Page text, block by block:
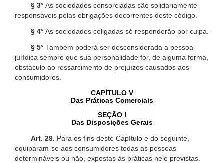
§ 3° As sociedades consorciadas são solidariamente
responsáveis pelas obrigações decorrentes deste código.
§ 4° As sociedades coligadas só responderão por culpa.
§ 5° Também poderá ser desconsiderada a pessoa
jurídica sempre que sua personalidade for, de alguma forma,
obstáculo ao ressarcimento de prejuízos causados aos
consumidores.
CAPÍTULO V
Das Práticas Comerciais
SEÇÃO I
Das Disposições Gerais
Art. 29. Para os fins deste Capítulo e do seguinte,
equiparam-se aos consumidores todas as pessoas
determináveis ou não, expostas às práticas nele previstas.